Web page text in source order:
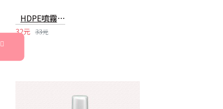
HDPE噴霧瓶 100ml可裝酒精消毒水分裝瓶 2號噴霧瓶
32元 33元